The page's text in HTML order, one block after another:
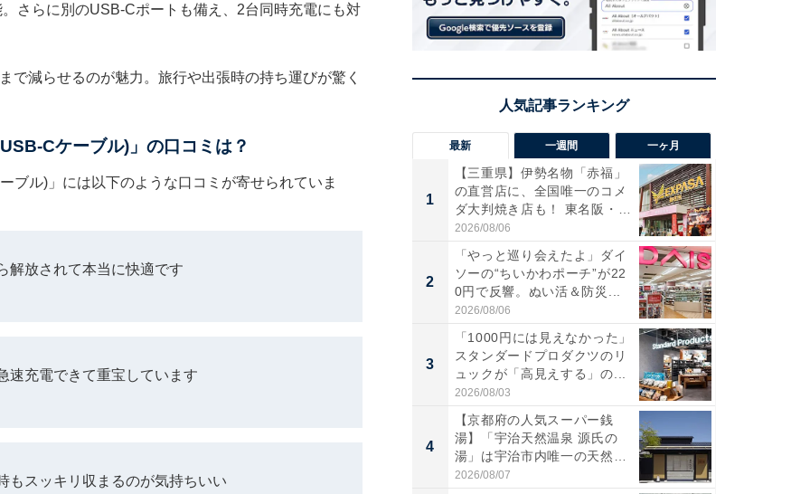
さらに別のUSB-Cポートも備え、2台同時充電にも対
で減らせるのが魅力。旅行や出張時の持ち運びが驚く
Cケーブル)」の口コミは？
ブル)」には以下のような口コミが寄せられていま
解放されて本当に快適です
速充電できて重宝しています
もスッキリ収まるのが気持ちいい
最新 一週間 一ヶ月
1
【三重県】伊勢名物「赤福」
の直営店に、全国唯一のコメ
ダ大判焼き店も！ 東名阪・
伊...
2026/08/06
2
「やっと巡り会えたよ」ダイ
ソーの“ちいかわポーチ”が22
0円で反響。ぬい活＆防災...
2026/08/06
3
「1000円には見えなかった」
スタンダードプロダクツのリ
ュックが「高見えする」の...
2026/08/03
4
【京都府の人気スーパー銭
湯】「宇治天然温泉 源氏の
湯」は宇治市内唯一の天然温
泉と...
2026/08/07